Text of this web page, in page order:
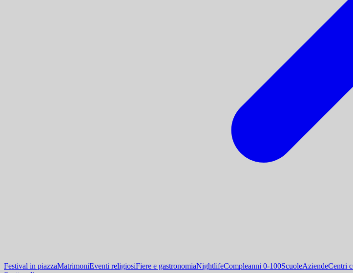
Festival in piazzaMatrimoniEventi religiosiFiere e gastronomiaNightlifeCompleanni 0-100ScuoleAziendeCentri